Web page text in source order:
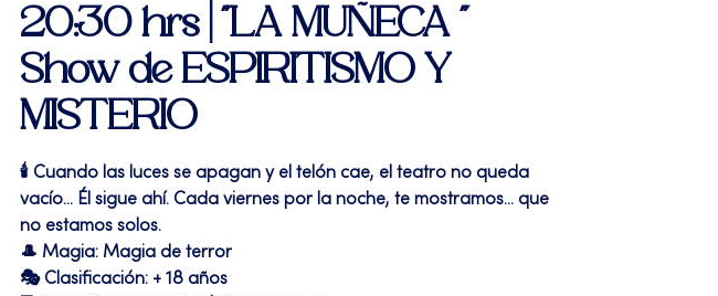
20:30 hrs | "LA MUÑECA "
Show de ESPIRITISMO Y
MISTERIO
🕯️ Cuando las luces se apagan y el telón cae, el teatro no queda
vacío... Él sigue ahí. Cada viernes por la noche, te mostramos... que
no estamos solos.
🎩 Magia: Magia de terror
🎭 Clasificación: + 18 años